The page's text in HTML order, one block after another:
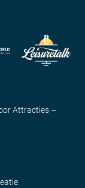
Attracties –